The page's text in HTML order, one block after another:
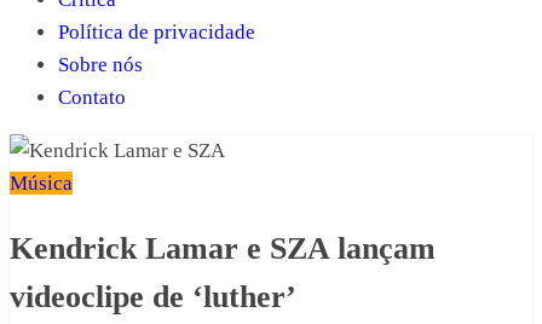
Política de privacidade
Sobre nós
Contato
Música
Kendrick Lamar e SZA lançam
videoclipe de ‘luther’